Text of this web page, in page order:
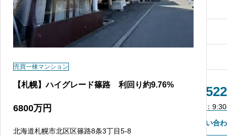
社長メッセージ
お知らせ
一般の方向け登録フォ
不動産会社様専用登録
011-
営業時間：
お問い合
売買一棟マンション
【札幌】ハイグレード篠路 利回り約9.76%
6800万円
北海道札幌市北区区篠路8条3丁目5-8